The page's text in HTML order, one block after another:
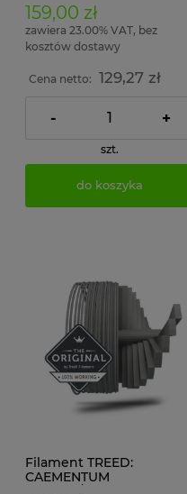
159,00 zł
zawiera 23.00% VAT, bez
kosztów dostawy
Cena netto: 129,27 zł
- +
szt.
do koszyka
Filament TREED:
CAEMENTUM